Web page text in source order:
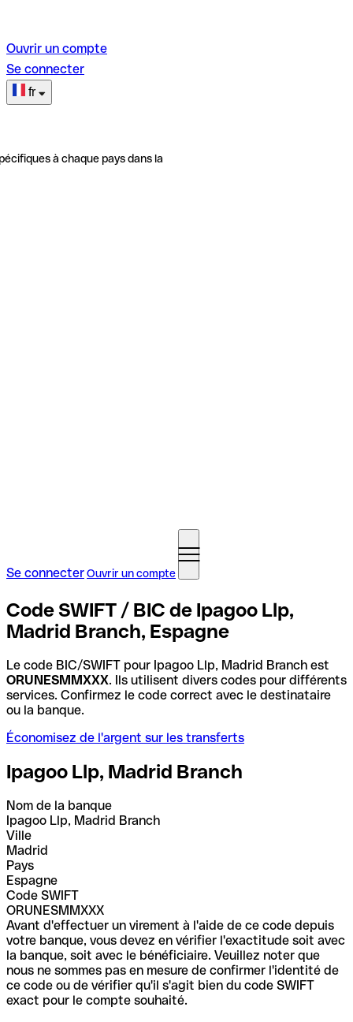
Ouvrir un compte
Se connecter
fr
à chaque pays dans la
Se connecterOuvrir un compte
Code SWIFT / BIC de Ipagoo Llp,
Madrid Branch, Espagne
Le code BIC/SWIFT pour Ipagoo Llp, Madrid Branch est
ORUNESMMXXX. Ils utilisent divers codes pour différents
services. Confirmez le code correct avec le destinataire
ou la banque.
Économisez de l'argent sur les transferts
Ipagoo Llp, Madrid Branch
Nom de la banque
Ipagoo Llp, Madrid Branch
Ville
Madrid
Pays
Espagne
Code SWIFT
ORUNESMMXXX
Avant d'effectuer un virement à l'aide de ce code depuis
votre banque, vous devez en vérifier l'exactitude soit avec
la banque, soit avec le bénéficiaire. Veuillez noter que
nous ne sommes pas en mesure de confirmer l'identité de
ce code ou de vérifier qu'il s'agit bien du code SWIFT
exact pour le compte souhaité.